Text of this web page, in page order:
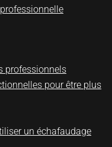
professionnels
pour être plus
un échafaudage